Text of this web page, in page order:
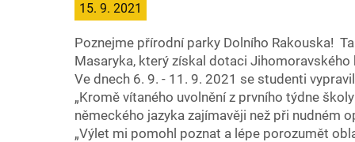
15. 9. 2021
Poznejme přírodní parky Dolního Rakouska!
Masaryka, který získal dotaci
Ve dnech 6. 9. - 11. 9. 2021 se studenti
„Kromě vítaného uvolnění z prvního týdne
německého jazyka zajímavěji než při nudném
„Výlet mi pomohl poznat a lépe porozumět